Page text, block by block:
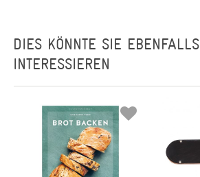
DIES KÖNNTE SIE EBENFALLS
INTERESSIEREN